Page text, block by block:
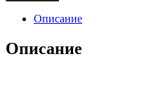
Описание
Описание